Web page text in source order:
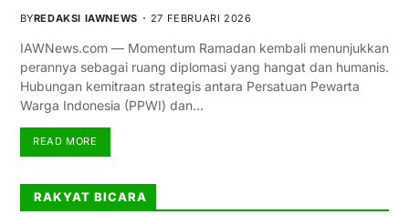
BYREDAKSI IAWNEWS 27 FEBRUARI 2026
IAWNews.com — Momentum Ramadan kembali menunjukkan
perannya sebagai ruang diplomasi yang hangat dan humanis.
Hubungan kemitraan strategis antara Persatuan Pewarta
Warga Indonesia (PPWI) dan…
READ MORE
RAKYAT BICARA